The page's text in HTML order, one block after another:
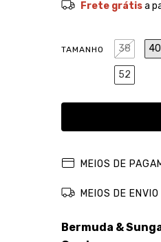
Frete grátisa
TAMANHO 38 40
52
MEIOS DE
MEIOS DE ENVIO
Bermuda &